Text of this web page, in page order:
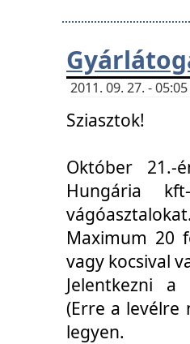
2011. 09. 27. -
Sziasztok!
Október 21.-
Hungária
Maximum 20
vagy kocsival
Jelentkezni a
(Erre a levélre
legyen.